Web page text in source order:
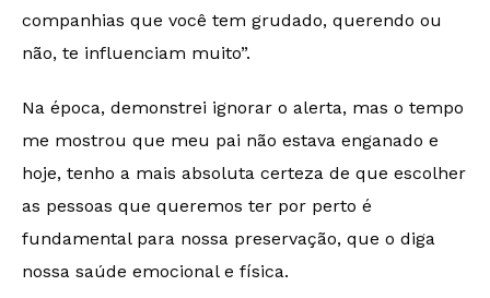
companhias que você tem grudado, querendo ou
não, te influenciam muito”.
Na época, demonstrei ignorar o alerta, mas o tempo
me mostrou que meu pai não estava enganado e
hoje, tenho a mais absoluta certeza de que escolher
as pessoas que queremos ter por perto é
fundamental para nossa preservação, que o diga
nossa saúde emocional e física.